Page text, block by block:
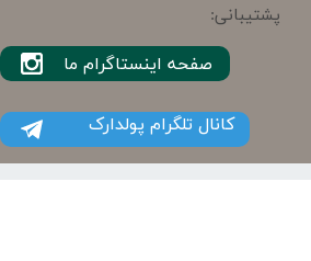
پشتیبانی:
کانال تلگرام پولدارک
صفحه اینستاگرام ما